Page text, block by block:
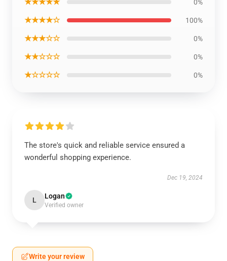
0%
★★★★☆ 100%
★★★☆☆ 0%
★★☆☆☆ 0%
★☆☆☆☆ 0%
The store's quick and reliable service ensured a
wonderful shopping experience.
Dec 19, 2024
L Logan
Verified owner
Write your review